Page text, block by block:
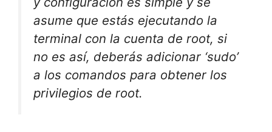
asume que estás ejecutando la
terminal con la cuenta de root, si
no es así, deberás adicionar ‘sudo’
a los comandos para obtener los
privilegios de root.